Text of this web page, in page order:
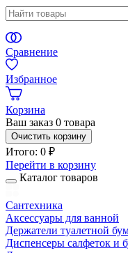
Сравнение
Избранное
Корзина
Ваш заказ 0 товара
Очистить корзину
Итого: 0 ₽
Перейти в корзину
Каталог товаров
Сантехника
Аксессуары для ванной
Держатели туалетной
Диспенсеры салфеток и